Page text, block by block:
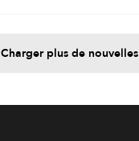
Charger plus de nouvelles